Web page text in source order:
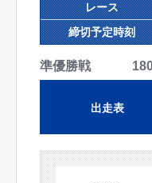
レース
締切予定時刻
準優勝戦
出走表